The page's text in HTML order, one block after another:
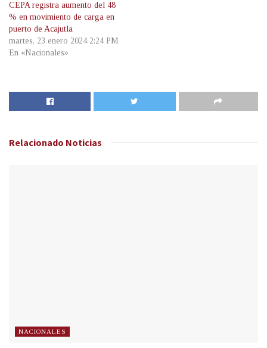
CEPA registra aumento del 48
% en movimiento de carga en
puerto de Acajutla
martes, 23 enero 2024 2:24 PM
En «Nacionales»
Relacionado Noticias
NACIONALES